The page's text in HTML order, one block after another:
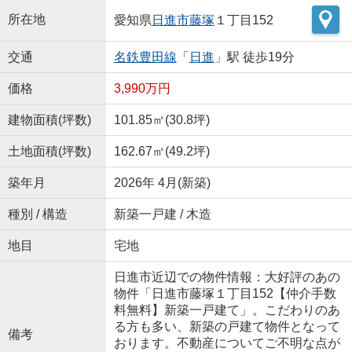
所在地 愛知県 日進市藤塚 １丁目152
交通 名鉄豊田線 「 日進 」駅 徒歩19分
価格 3,990万円
建物面積(坪数) 101.85㎡(30.8坪)
土地面積(坪数) 162.67㎡(49.2坪)
築年月 2026年 4月(新築)
種別 / 構造 新築一戸建 / 木造
地目 宅地
備考
日進市近辺での物件情報：大好評のあの
物件「日進市藤塚１丁目152【仲介手数
料無料】新築一戸建て」。こだわりのあ
る方も多い、新築の戸建て物件となって
おります。不動産についてご不明な点が